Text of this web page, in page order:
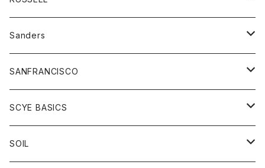
ニット
ベスト
ボトム
ワンピース
ペインターパンツ
帽子
アウター
コート
パーカー
スカート
Tシャツ
トップス
Sanders
グッズ
靴
SANFRANCISCO
アウター
カーディガン
グッズ
SCYE BASICS
ボトム
SOIL